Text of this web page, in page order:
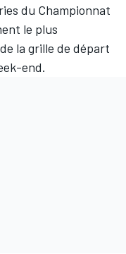
du Championnat
le plus
la grille de départ
end.